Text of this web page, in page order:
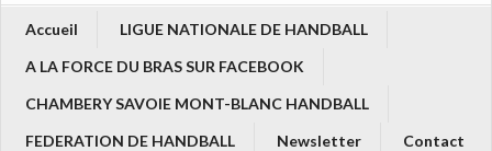
Accueil
LIGUE NATIONALE DE HANDBALL
A LA FORCE DU BRAS SUR FACEBOOK
CHAMBERY SAVOIE MONT-BLANC HANDBALL
FEDERATION DE HANDBALL
Newsletter Contact